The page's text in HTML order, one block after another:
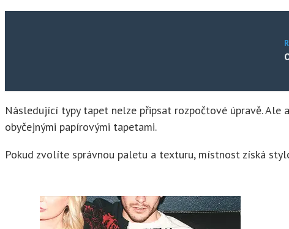
Následující typy tapet nelze připsat rozpočtové úpravě.
obyčejnými papírovými tapetami.
Pokud zvolíte správnou paletu a texturu, místnost získá